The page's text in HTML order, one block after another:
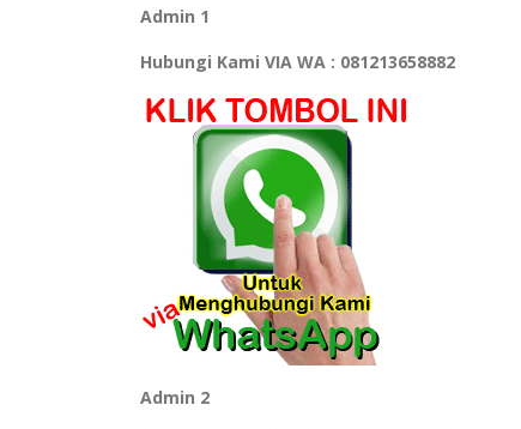
Admin 1
Hubungi Kami VIA WA : 081213658882
Admin 2